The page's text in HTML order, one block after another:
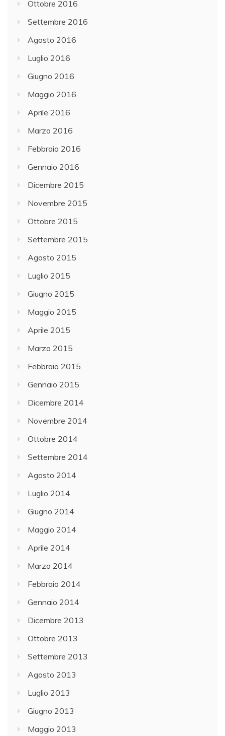
Ottobre 2016
Settembre 2016
Agosto 2016
Luglio 2016
Giugno 2016
Maggio 2016
Aprile 2016
Marzo 2016
Febbraio 2016
Gennaio 2016
Dicembre 2015
Novembre 2015
Ottobre 2015
Settembre 2015
Agosto 2015
Luglio 2015
Giugno 2015
Maggio 2015
Aprile 2015
Marzo 2015
Febbraio 2015
Gennaio 2015
Dicembre 2014
Novembre 2014
Ottobre 2014
Settembre 2014
Agosto 2014
Luglio 2014
Giugno 2014
Maggio 2014
Aprile 2014
Marzo 2014
Febbraio 2014
Gennaio 2014
Dicembre 2013
Ottobre 2013
Settembre 2013
Agosto 2013
Luglio 2013
Giugno 2013
Maggio 2013